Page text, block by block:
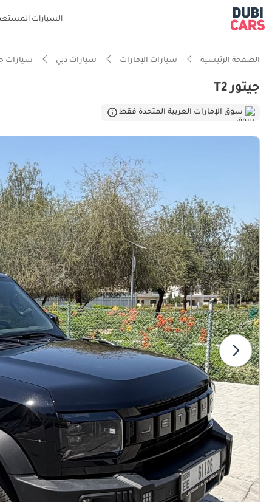
السيارات
الصفحة الرئيسية سيارات الإمارات سيارات دبي سيارات
جيتور T2
سوق الإمارات العربية المتحدة فقط